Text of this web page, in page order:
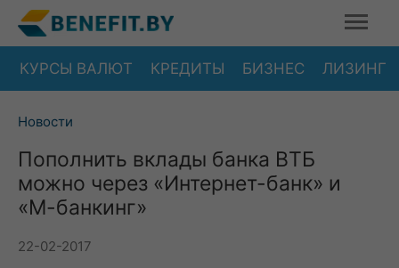
КУРСЫ ВАЛЮТ КРЕДИТЫ БИЗНЕС ЛИЗИНГ
Новости
Пополнить вклады банка ВТБ
можно через «Интернет-банк» и
«М-банкинг»
22-02-2017